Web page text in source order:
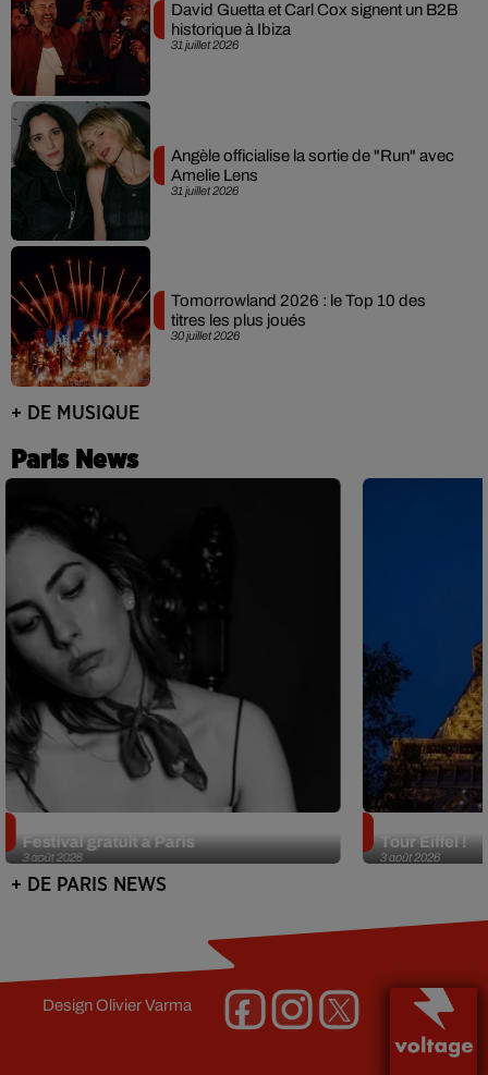
31 juillet 2026
David Guetta et Carl Cox signent un B2B
historique à Ibiza
31 juillet 2026
Angèle officialise la sortie de "Run" avec
Amelie Lens
30 juillet 2026
Tomorrowland 2026 : le Top 10 des
titres les plus joués
+ DE MUSIQUE
Paris News
3 août 2026
Festival gratuit à Paris
3 août 2026
Tour Eiffel !
+ DE PARIS NEWS
DesignOlivier Varma